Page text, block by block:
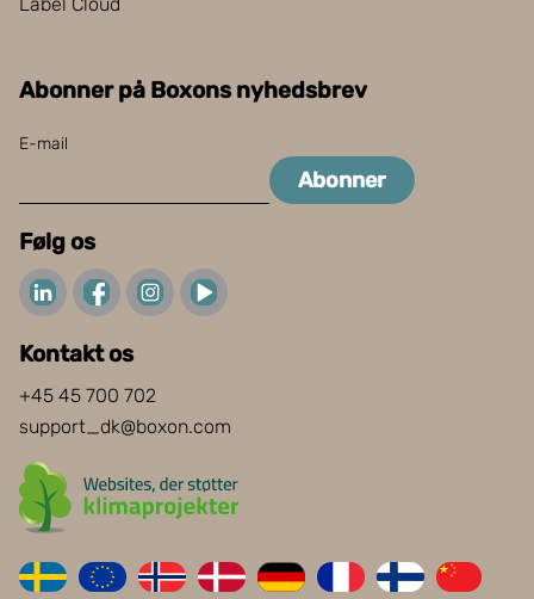
Abonner på Boxons nyhedsbrev
E-mail
Abonner
Følg os
Kontakt os
+45 45 700 702
support_dk@boxon.com